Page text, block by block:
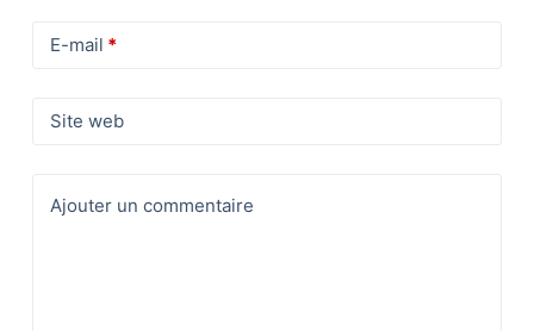
E-mail *
Site web
Ajouter un commentaire